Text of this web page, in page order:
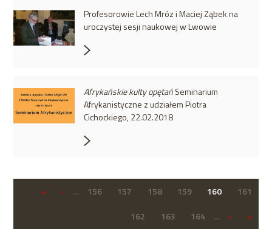
Profesorowie Lech Mróz i Maciej Ząbek na
uroczystej sesji naukowej w Lwowie
Afrykańskie kulty opętańSeminarium
Afrykanistyczne z udziałem Piotra
Cichockiego, 22.02.2018
« ‹ … 156 157 158 159 160
161
162
163 164 … › »